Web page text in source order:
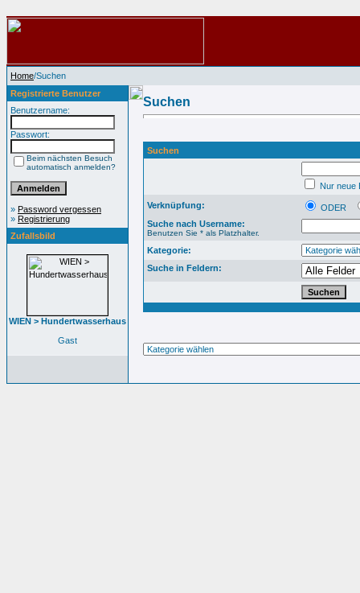
Home/Suchen
Registrierte Benutzer
Benutzername:
Passwort:
Beim nächsten Besuch
automatisch anmelden?
» Password vergessen
» Registrierung
Zufallsbild
WIEN > Hundertwasserhaus
Gast
Suchen
Suchen
Nur neue
Verknüpfung:
ODER
Suche nach Username:
Benutzen Sie * als Platzhalter.
Kategorie:
Suche in Feldern: